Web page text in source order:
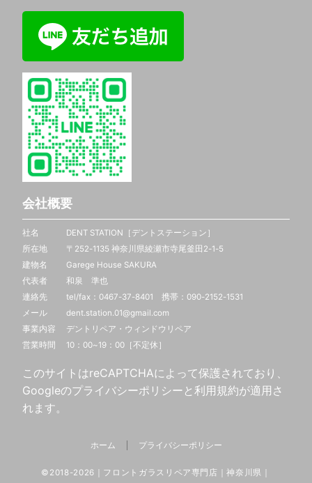
会社概要
社名 DENT STATION［デントステーション］
所在地 〒252-1135 神奈川県綾瀬市寺尾釜田2-1-5
建物名 Garege House SAKURA
代表者 和泉 準也
連絡先 tel/fax：0467-37-8401 携帯： 090-2152-1531
メール dent.station.01@gmail.com
事業内容 デントリペア・ウィンドウリペア
営業時間 10：00~19：00［不定休］
このサイトはreCAPTCHAによって保護されており、
Googleのプライバシーポリシー と 利用規約が適用さ
れます。
ホーム プライバシーポリシー
©2018-2026｜フロントガラスリペア専門店｜神奈川県｜